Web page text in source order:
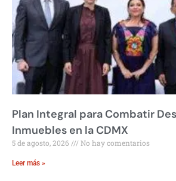
Plan Integral para Combatir
Inmuebles en la CDMX
5 de agosto, 2026 No hay comentarios
Leer más »